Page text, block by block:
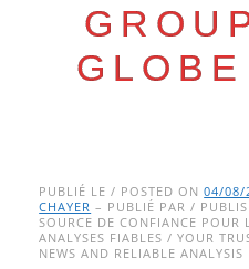
Main menu
to
content
PUBLIÉ LE / POSTED ON04/08/
CHAYER – PUBLIÉ PAR /
SOURCE DE CONFIANCE POUR
ANALYSES FIABLES / YOUR
NEWS AND RELIABLE ANALYSIS